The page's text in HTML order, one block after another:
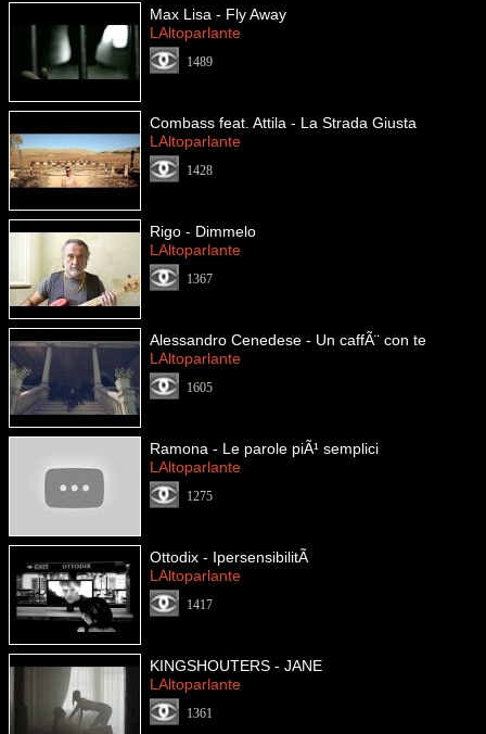
Max Lisa - Fly Away
LAltoparlante
1489
Combass feat. Attila - La Strada Giusta
LAltoparlante
1428
Rigo - Dimmelo
LAltoparlante
1367
Alessandro Cenedese - Un caffÃ¨ con te
LAltoparlante
1605
Ramona - Le parole piÃ¹ semplici
LAltoparlante
1275
Ottodix - IpersensibilitÃ
LAltoparlante
1417
KINGSHOUTERS - JANE
LAltoparlante
1361